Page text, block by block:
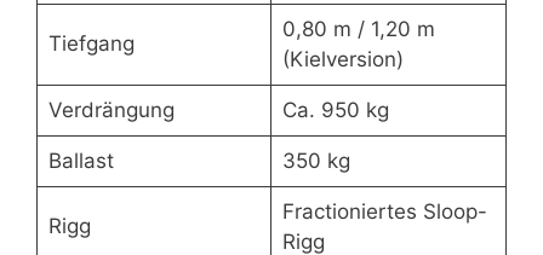
Tiefgang
0,80 m / 1,20 m
(Kielversion)
Verdrängung Ca. 950 kg
Ballast 350 kg
Rigg
Fractioniertes Sloop-
Rigg